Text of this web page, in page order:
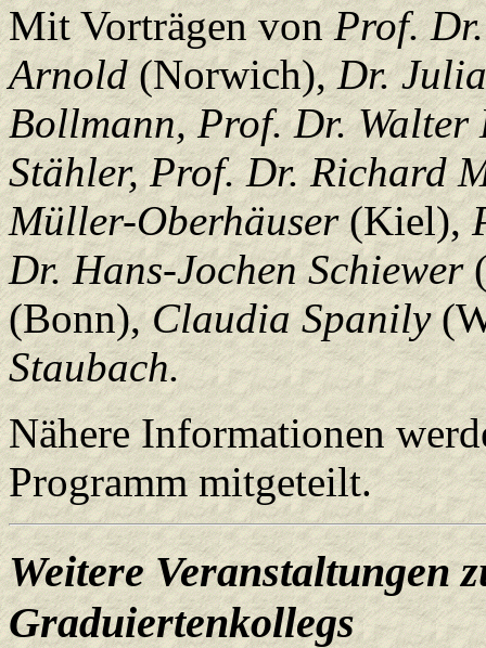
Mit Vorträgen vonProf.
Arnold(Norwich),Dr.
Bollmann, Prof. Dr. Walter
Stähler, Prof. Dr. Richard
Müller-Oberhäuser(Kiel),
Dr. Hans-Jochen Schiewer
(Bonn),Claudia Spanily
Staubach.
Nähere Informationen
Programm mitgeteilt.
Weitere Veranstaltungen
Graduiertenkollegs